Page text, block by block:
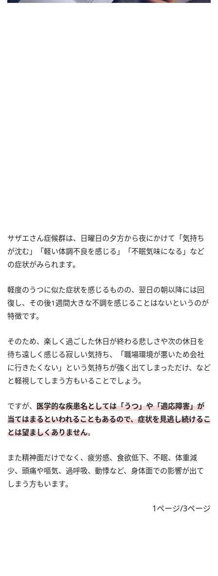
サザエさん症候群は、日曜日の夕方から夜にかけて「気持ち
が沈む」「軽い体調不良を感じる」「不眠気味になる」など
の症状がみられます。
軽度のうつに似た症状を感じるものの、翌日の朝以降には回
復し、その後1週間大きな不調を感じることはないというのが
特徴です。
そのため、楽しく過ごした休日が終わる悲しさや次の休日を
待ち遠しく感じる寂しい気持ち、「職場環境が悪いため会社
に行きたくない」という気持ちが強く出てしまっただけ、など
と軽視してしまう方もいることでしょう。
ですが、 医学的な疾患名としては「うつ」や「適応障害」が
当てはまるといわれることもあるので、症状を見逃し続けるこ
とは望ましくありません。
また精神面だけでなく、疲労感、食欲低下、不眠、体重減
少、頭痛や嘔気、過呼吸、動悸など、身体面での影響が出て
しまう方もいます。
1ページ/3ページ